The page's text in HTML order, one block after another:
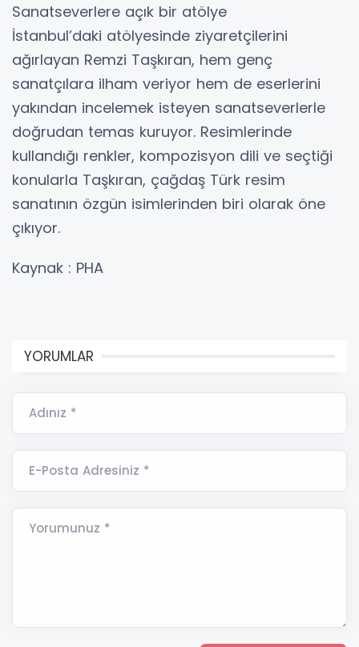
Sanatseverlere açık bir atölye
İstanbul’daki atölyesinde ziyaretçilerini
ağırlayan Remzi Taşkıran, hem genç
sanatçılara ilham veriyor hem de eserlerini
yakından incelemek isteyen sanatseverlerle
doğrudan temas kuruyor. Resimlerinde
kullandığı renkler, kompozisyon dili ve seçtiği
konularla Taşkıran, çağdaş Türk resim
sanatının özgün isimlerinden biri olarak öne
çıkıyor.
Kaynak : PHA
YORUMLAR
Adınız *
E-Posta Adresiniz *
Yorumunuz *